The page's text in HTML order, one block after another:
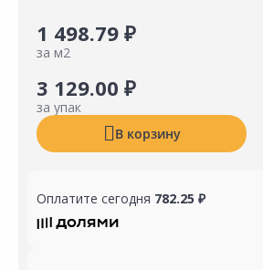
1 498.79 ₽
за м2
3 129.00 ₽
за упак
В корзину
Оплатите сегодня 782.25 ₽